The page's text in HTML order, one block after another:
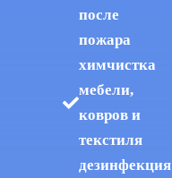
после
пожара
химчистка
мебели,
ковров и
текстиля
дезинфекция